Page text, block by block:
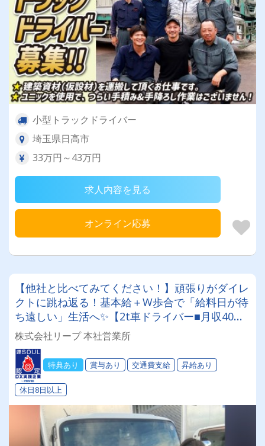
小型トラックドライバー
埼玉県日高市
33万円～43万円
求人内容を見る
オンライン応募
【他社と比べてみてください！】頑張りがダイレ
クトに跳ね返る！基本給＋W歩合で「給料日が待
ち遠しい」生活へ✨【2t車ドライバー■月収40万
円以上可能！□賞与＆昇給あり】
株式会社リープ 本社営業所
特典あり 賞与あり 交通費支給 昇給あり
休日8日以上